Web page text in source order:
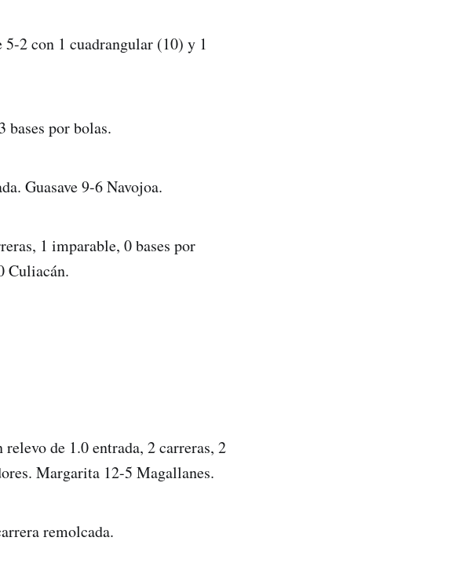
2 con 1 cuadrangular (10) y 1
bases por bolas.
Guasave 9-6 Navojoa.
1 imparable, 0 bases por
Culiacán.
de 1.0 entrada, 2 carreras, 2
Margarita 12-5 Magallanes.
remolcada.